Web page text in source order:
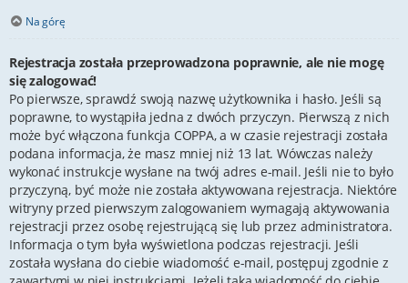
Na górę
Rejestracja została przeprowadzona poprawnie, ale nie mogę
się zalogować!
Po pierwsze, sprawdź swoją nazwę użytkownika i hasło. Jeśli są
poprawne, to wystąpiła jedna z dwóch przyczyn. Pierwszą z nich
może być włączona funkcja COPPA, a w czasie rejestracji została
podana informacja, że masz mniej niż 13 lat. Wówczas należy
wykonać instrukcje wysłane na twój adres e-mail. Jeśli nie to było
przyczyną, być może nie została aktywowana rejestracja. Niektóre
witryny przed pierwszym zalogowaniem wymagają aktywowania
rejestracji przez osobę rejestrującą się lub przez administratora.
Informacja o tym była wyświetlona podczas rejestracji. Jeśli
została wysłana do ciebie wiadomość e-mail, postępuj zgodnie z